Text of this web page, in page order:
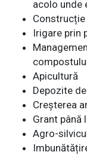
acolo unde
Irigare prin
Apicultură
Depozite
Creșterea
Grant până
Agro-